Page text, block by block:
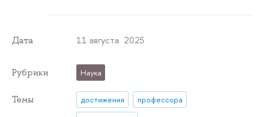
Дата 11 августа 2025
Рубрики Наука
Темы достижения
профессора